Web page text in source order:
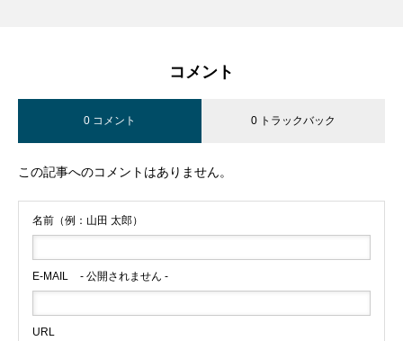
コメント
0 コメント 0 トラックバック
この記事へのコメントはありません。
名前（例：山田 太郎）
E-MAIL - 公開されません -
URL